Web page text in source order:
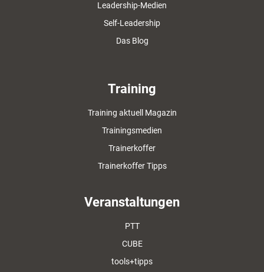
Leadership-Medien
Self-Leadership
Das Blog
Training
Training aktuell Magazin
Trainingsmedien
Trainerkoffer
Trainerkoffer Tipps
Veranstaltungen
PTT
CUBE
tools+tipps